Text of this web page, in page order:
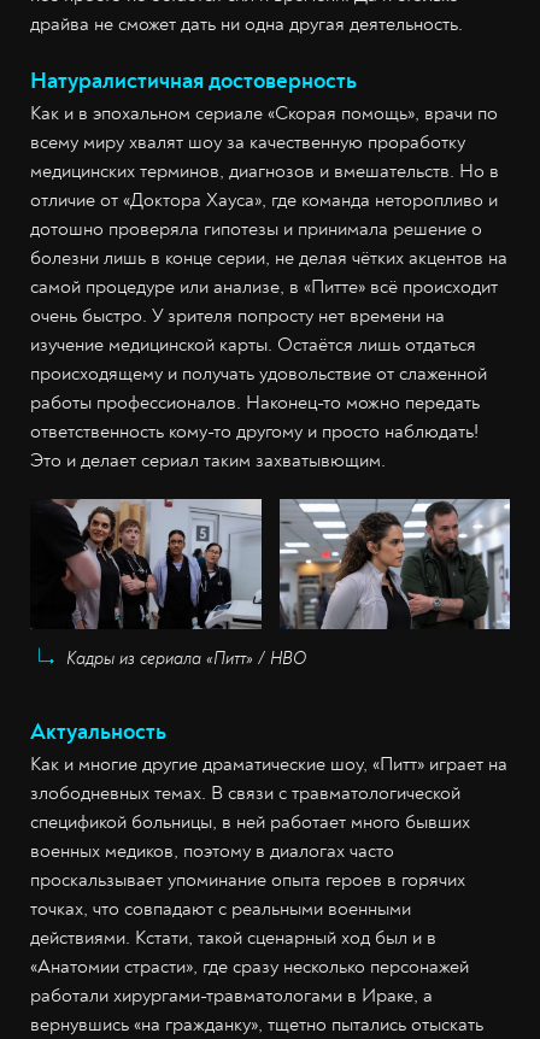
драйва не сможет дать ни одна другая деятельность.
Натуралистичная достоверность
Как и в эпохальном сериале «Скорая помощь», врачи по
всему миру хвалят шоу за качественную проработку
медицинских терминов, диагнозов и вмешательств. Но в
отличие от «Доктора Хауса», где команда неторопливо и
дотошно проверяла гипотезы и принимала решение о
болезни лишь в конце серии, не делая чётких акцентов на
самой процедуре или анализе, в «Питте» всё происходит
очень быстро. У зрителя попросту нет времени на
изучение медицинской карты. Остаётся лишь отдаться
происходящему и получать удовольствие от слаженной
работы профессионалов. Наконец-то можно передать
ответственность кому-то другому и просто наблюдать!
Это и делает сериал таким захватывющим.
Кадры из сериала «Питт» / НВО
Актуальность
Как и многие другие драматические шоу, «Питт» играет на
злободневных темах. В связи с травматологической
спецификой больницы, в ней работает много бывших
военных медиков, поэтому в диалогах часто
проскальзывает упоминание опыта героев в горячих
точках, что совпадают с реальными военными
действиями. Кстати, такой сценарный ход был и в
«Анатомии страсти», где сразу несколько персонажей
работали хирургами-травматологами в Ираке, а
вернувшись «на гражданку», тщетно пытались отыскать